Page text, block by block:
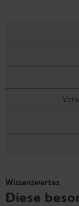
Wissenswertes
Diese